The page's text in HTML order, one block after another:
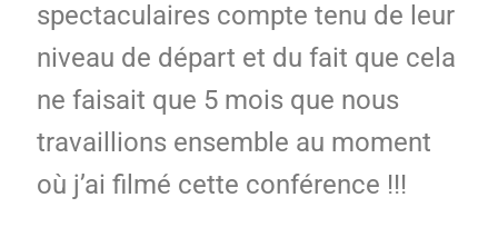
spectaculaires compte tenu de leur
niveau de départ et du fait que cela
ne faisait que 5 mois que nous
travaillions ensemble au moment
où j’ai filmé cette conférence !!!